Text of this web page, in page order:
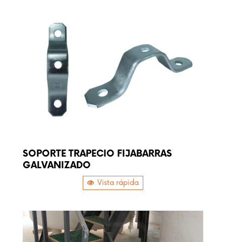
SOPORTE TRAPECIO FIJABARRAS
GALVANIZADO
Vista rápida